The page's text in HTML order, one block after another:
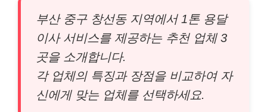
부산 중구 창선동 지역에서 1톤 용달
이사 서비스를 제공하는 추천 업체 3
곳을 소개합니다.
각 업체의 특징과 장점을 비교하여 자
신에게 맞는 업체를 선택하세요.